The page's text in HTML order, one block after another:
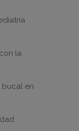
la
bucal en